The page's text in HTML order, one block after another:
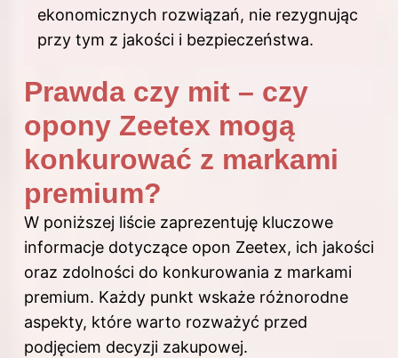
ekonomicznych rozwiązań, nie rezygnując
przy tym z jakości i bezpieczeństwa.
Prawda czy mit – czy
opony Zeetex mogą
konkurować z markami
premium?
W poniższej liście zaprezentuję kluczowe
informacje dotyczące opon Zeetex, ich jakości
oraz zdolności do konkurowania z markami
premium. Każdy punkt wskaże różnorodne
aspekty, które warto rozważyć przed
podjęciem decyzji zakupowej.